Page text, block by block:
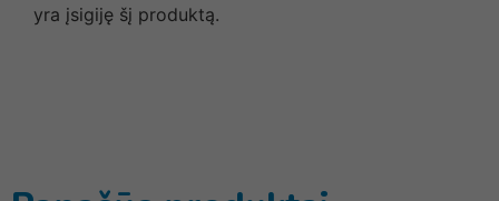
yra įsigiję šį produktą.